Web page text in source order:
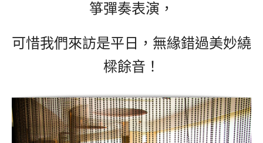
箏彈奏表演，
可惜我們來訪是平日，無緣錯過美妙繞
樑餘音！